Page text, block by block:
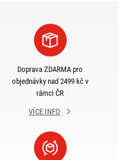
Doprava ZDARMA pro
objednávky nad 2499 kč v
rámci ČR
VÍCE INFO